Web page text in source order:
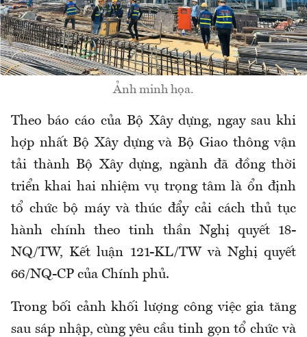
Ảnh minh họa.
Theo báo cáo của Bộ Xây dựng, ngay sau khi
hợp nhất Bộ Xây dựng và Bộ Giao thông vận
tải thành Bộ Xây dựng, ngành đã đồng thời
triển khai hai nhiệm vụ trọng tâm là ổn định
tổ chức bộ máy và thúc đẩy cải cách thủ tục
hành chính theo tinh thần Nghị quyết 18-
NQ/TW, Kết luận 121-KL/TW và Nghị quyết
66/NQ-CP của Chính phủ.
Trong bối cảnh khối lượng công việc gia tăng
sau sáp nhập, cùng yêu cầu tinh gọn tổ chức và